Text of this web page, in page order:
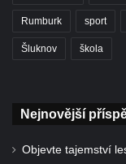
Rumburk sport
Šluknov škola
Nejnovější
Objevte tajemství